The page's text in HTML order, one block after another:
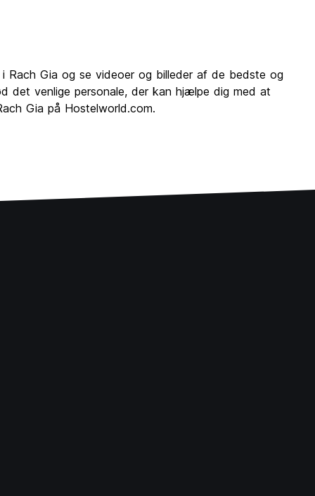
Rach Gia og se videoer og billeder af de bedste og
det venlige personale, der kan hjælpe dig med at
Gia på Hostelworld.com.